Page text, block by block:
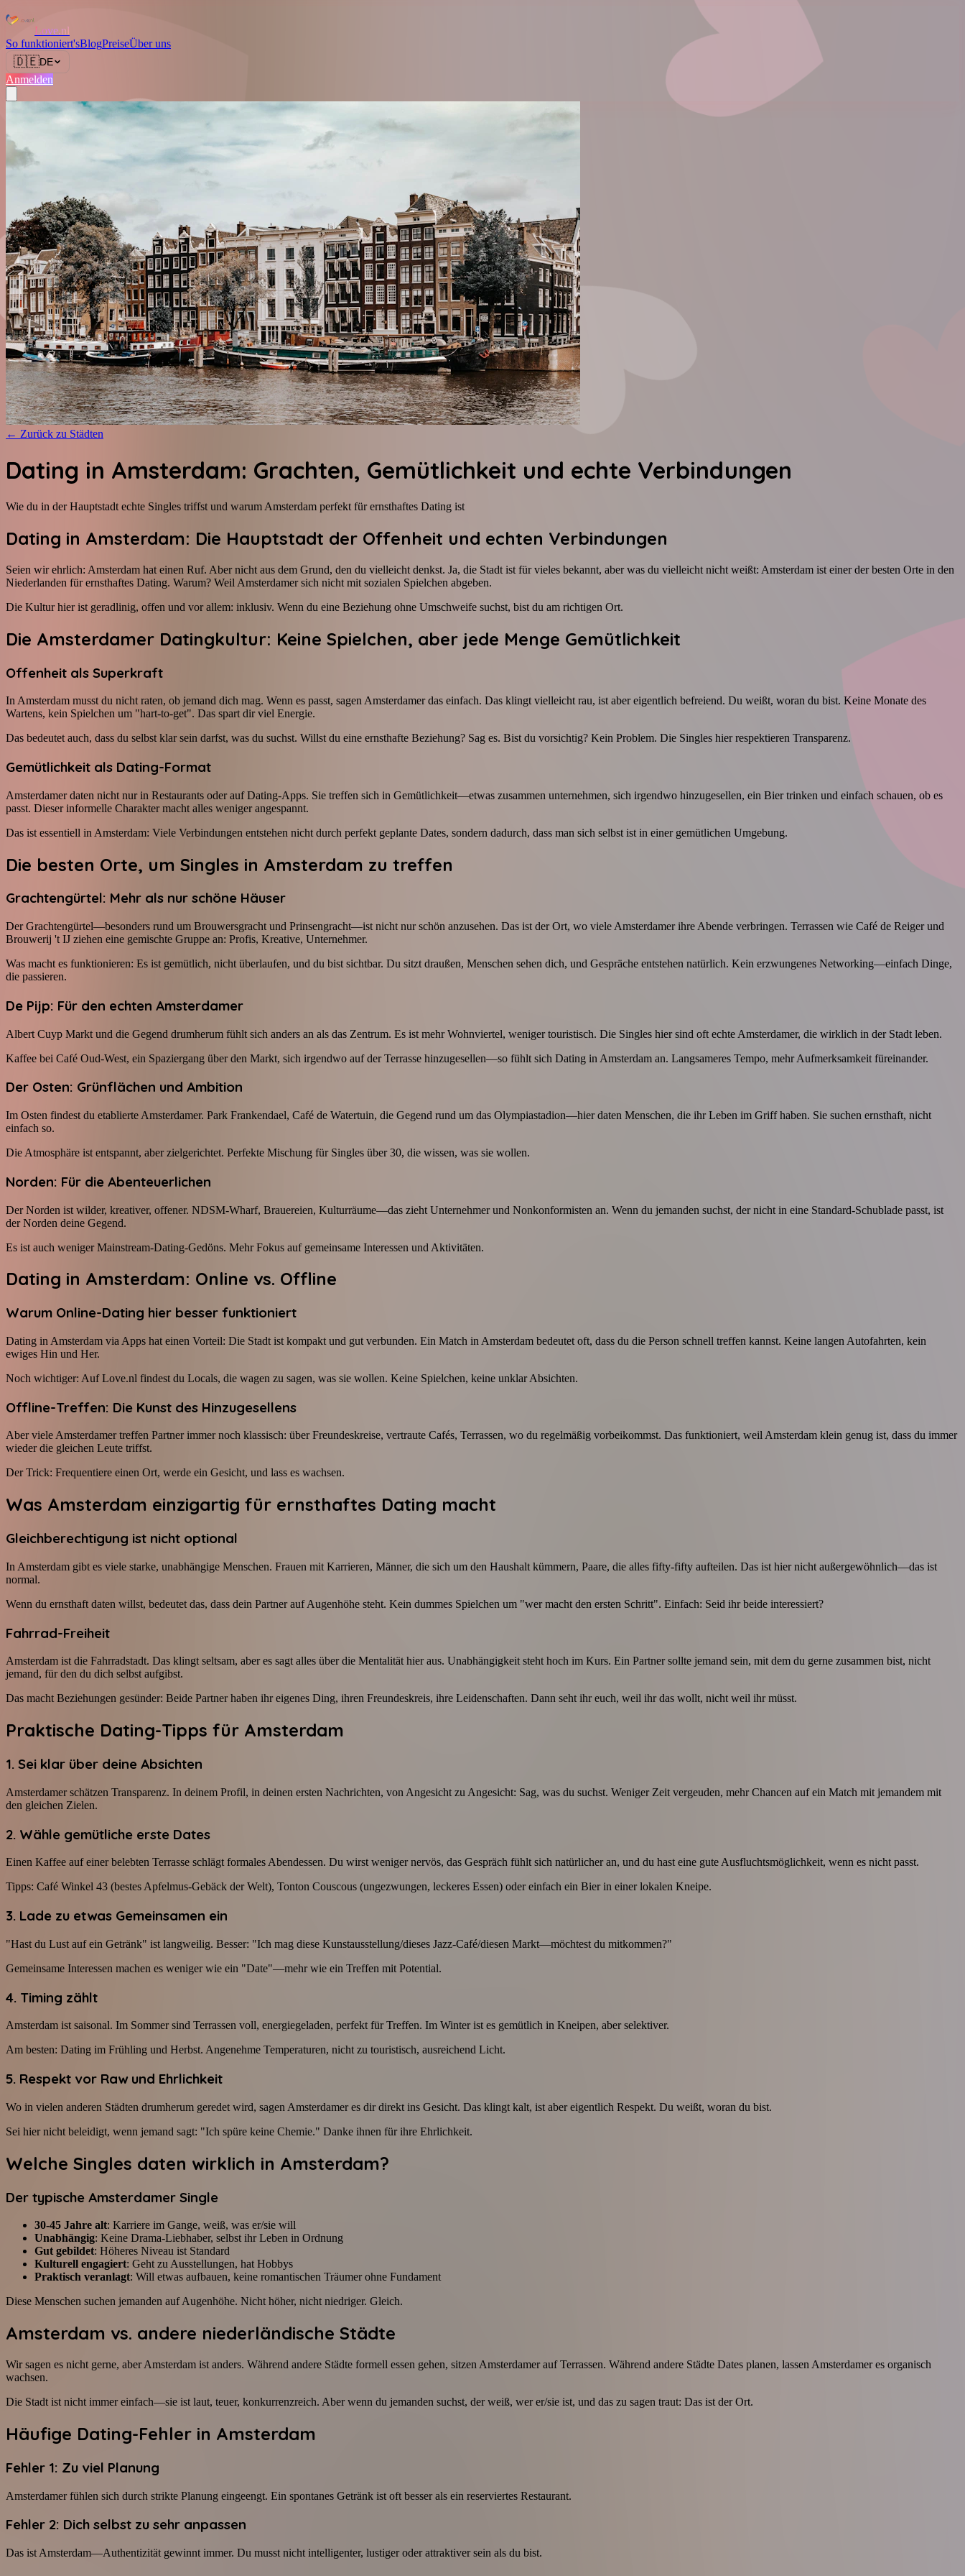
Love.nl
So funktioniert'sBlogPreiseÜber uns
🇩🇪DE
Anmelden
← Zurück zu Städten
Dating in Amsterdam: Grachten, Gemütlichkeit und echte Verbindungen
Wie du in der Hauptstadt echte Singles triffst und warum Amsterdam perfekt für ernsthaftes Dating ist
Dating in Amsterdam: Die Hauptstadt der Offenheit und echten Verbindungen
Seien wir ehrlich: Amsterdam hat einen Ruf. Aber nicht aus dem Grund, den du vielleicht denkst. Ja, die Stadt ist für vieles bekannt, aber was du vielleicht nicht weißt: Amsterdam ist einer der besten Orte in den
Niederlanden für ernsthaftes Dating. Warum? Weil Amsterdamer sich nicht mit sozialen Spielchen abgeben.
Die Kultur hier ist geradlinig, offen und vor allem: inklusiv. Wenn du eine Beziehung ohne Umschweife suchst, bist du am richtigen Ort.
Die Amsterdamer Datingkultur: Keine Spielchen, aber jede Menge Gemütlichkeit
Offenheit als Superkraft
In Amsterdam musst du nicht raten, ob jemand dich mag. Wenn es passt, sagen Amsterdamer das einfach. Das klingt vielleicht rau, ist aber eigentlich befreiend. Du weißt, woran du bist. Keine Monate des
Wartens, kein Spielchen um "hart-to-get". Das spart dir viel Energie.
Das bedeutet auch, dass du selbst klar sein darfst, was du suchst. Willst du eine ernsthafte Beziehung? Sag es. Bist du vorsichtig? Kein Problem. Die Singles hier respektieren Transparenz.
Gemütlichkeit als Dating-Format
Amsterdamer daten nicht nur in Restaurants oder auf Dating-Apps. Sie treffen sich in Gemütlichkeit—etwas zusammen unternehmen, sich irgendwo hinzugesellen, ein Bier trinken und einfach schauen, ob es
passt. Dieser informelle Charakter macht alles weniger angespannt.
Das ist essentiell in Amsterdam: Viele Verbindungen entstehen nicht durch perfekt geplante Dates, sondern dadurch, dass man sich selbst ist in einer gemütlichen Umgebung.
Die besten Orte, um Singles in Amsterdam zu treffen
Grachtengürtel: Mehr als nur schöne Häuser
Der Grachtengürtel—besonders rund um Brouwersgracht und Prinsengracht—ist nicht nur schön anzusehen. Das ist der Ort, wo viele Amsterdamer ihre Abende verbringen. Terrassen wie Café de Reiger und
Brouwerij 't IJ ziehen eine gemischte Gruppe an: Profis, Kreative, Unternehmer.
Was macht es funktionieren: Es ist gemütlich, nicht überlaufen, und du bist sichtbar. Du sitzt draußen, Menschen sehen dich, und Gespräche entstehen natürlich. Kein erzwungenes Networking—einfach Dinge,
die passieren.
De Pijp: Für den echten Amsterdamer
Albert Cuyp Markt und die Gegend drumherum fühlt sich anders an als das Zentrum. Es ist mehr Wohnviertel, weniger touristisch. Die Singles hier sind oft echte Amsterdamer, die wirklich in der Stadt leben.
Kaffee bei Café Oud-West, ein Spaziergang über den Markt, sich irgendwo auf der Terrasse hinzugesellen—so fühlt sich Dating in Amsterdam an. Langsameres Tempo, mehr Aufmerksamkeit füreinander.
Der Osten: Grünflächen und Ambition
Im Osten findest du etablierte Amsterdamer. Park Frankendael, Café de Watertuin, die Gegend rund um das Olympiastadion—hier daten Menschen, die ihr Leben im Griff haben. Sie suchen ernsthaft, nicht
einfach so.
Die Atmosphäre ist entspannt, aber zielgerichtet. Perfekte Mischung für Singles über 30, die wissen, was sie wollen.
Norden: Für die Abenteuerlichen
Der Norden ist wilder, kreativer, offener. NDSM-Wharf, Brauereien, Kulturräume—das zieht Unternehmer und Nonkonformisten an. Wenn du jemanden suchst, der nicht in eine Standard-Schublade passt, ist
der Norden deine Gegend.
Es ist auch weniger Mainstream-Dating-Gedöns. Mehr Fokus auf gemeinsame Interessen und Aktivitäten.
Dating in Amsterdam: Online vs. Offline
Warum Online-Dating hier besser funktioniert
Dating in Amsterdam via Apps hat einen Vorteil: Die Stadt ist kompakt und gut verbunden. Ein Match in Amsterdam bedeutet oft, dass du die Person schnell treffen kannst. Keine langen Autofahrten, kein
ewiges Hin und Her.
Noch wichtiger: Auf Love.nl findest du Locals, die wagen zu sagen, was sie wollen. Keine Spielchen, keine unklar Absichten.
Offline-Treffen: Die Kunst des Hinzugesellens
Aber viele Amsterdamer treffen Partner immer noch klassisch: über Freundeskreise, vertraute Cafés, Terrassen, wo du regelmäßig vorbeikommst. Das funktioniert, weil Amsterdam klein genug ist, dass du immer
wieder die gleichen Leute triffst.
Der Trick: Frequentiere einen Ort, werde ein Gesicht, und lass es wachsen.
Was Amsterdam einzigartig für ernsthaftes Dating macht
Gleichberechtigung ist nicht optional
In Amsterdam gibt es viele starke, unabhängige Menschen. Frauen mit Karrieren, Männer, die sich um den Haushalt kümmern, Paare, die alles fifty-fifty aufteilen. Das ist hier nicht außergewöhnlich—das ist
normal.
Wenn du ernsthaft daten willst, bedeutet das, dass dein Partner auf Augenhöhe steht. Kein dummes Spielchen um "wer macht den ersten Schritt". Einfach: Seid ihr beide interessiert?
Fahrrad-Freiheit
Amsterdam ist die Fahrradstadt. Das klingt seltsam, aber es sagt alles über die Mentalität hier aus. Unabhängigkeit steht hoch im Kurs. Ein Partner sollte jemand sein, mit dem du gerne zusammen bist, nicht
jemand, für den du dich selbst aufgibst.
Das macht Beziehungen gesünder: Beide Partner haben ihr eigenes Ding, ihren Freundeskreis, ihre Leidenschaften. Dann seht ihr euch, weil ihr das wollt, nicht weil ihr müsst.
Praktische Dating-Tipps für Amsterdam
1. Sei klar über deine Absichten
Amsterdamer schätzen Transparenz. In deinem Profil, in deinen ersten Nachrichten, von Angesicht zu Angesicht: Sag, was du suchst. Weniger Zeit vergeuden, mehr Chancen auf ein Match mit jemandem mit
den gleichen Zielen.
2. Wähle gemütliche erste Dates
Einen Kaffee auf einer belebten Terrasse schlägt formales Abendessen. Du wirst weniger nervös, das Gespräch fühlt sich natürlicher an, und du hast eine gute Ausfluchtsmöglichkeit, wenn es nicht passt.
Tipps: Café Winkel 43 (bestes Apfelmus-Gebäck der Welt), Tonton Couscous (ungezwungen, leckeres Essen) oder einfach ein Bier in einer lokalen Kneipe.
3. Lade zu etwas Gemeinsamen ein
"Hast du Lust auf ein Getränk" ist langweilig. Besser: "Ich mag diese Kunstausstellung/dieses Jazz-Café/diesen Markt—möchtest du mitkommen?"
Gemeinsame Interessen machen es weniger wie ein "Date"—mehr wie ein Treffen mit Potential.
4. Timing zählt
Amsterdam ist saisonal. Im Sommer sind Terrassen voll, energiegeladen, perfekt für Treffen. Im Winter ist es gemütlich in Kneipen, aber selektiver.
Am besten: Dating im Frühling und Herbst. Angenehme Temperaturen, nicht zu touristisch, ausreichend Licht.
5. Respekt vor Raw und Ehrlichkeit
Wo in vielen anderen Städten drumherum geredet wird, sagen Amsterdamer es dir direkt ins Gesicht. Das klingt kalt, ist aber eigentlich Respekt. Du weißt, woran du bist.
Sei hier nicht beleidigt, wenn jemand sagt: "Ich spüre keine Chemie." Danke ihnen für ihre Ehrlichkeit.
Welche Singles daten wirklich in Amsterdam?
Der typische Amsterdamer Single
30-45 Jahre alt: Karriere im Gange, weiß, was er/sie will
Unabhängig: Keine Drama-Liebhaber, selbst ihr Leben in Ordnung
Gut gebildet: Höheres Niveau ist Standard
Kulturell engagiert: Geht zu Ausstellungen, hat Hobbys
Praktisch veranlagt: Will etwas aufbauen, keine romantischen Träumer ohne Fundament
Diese Menschen suchen jemanden auf Augenhöhe. Nicht höher, nicht niedriger. Gleich.
Amsterdam vs. andere niederländische Städte
Wir sagen es nicht gerne, aber Amsterdam ist anders. Während andere Städte formell essen gehen, sitzen Amsterdamer auf Terrassen. Während andere Städte Dates planen, lassen Amsterdamer es organisch
wachsen.
Die Stadt ist nicht immer einfach—sie ist laut, teuer, konkurrenzreich. Aber wenn du jemanden suchst, der weiß, wer er/sie ist, und das zu sagen traut: Das ist der Ort.
Häufige Dating-Fehler in Amsterdam
Fehler 1: Zu viel Planung
Amsterdamer fühlen sich durch strikte Planung eingeengt. Ein spontanes Getränk ist oft besser als ein reserviertes Restaurant.
Fehler 2: Dich selbst zu sehr anpassen
Das ist Amsterdam—Authentizität gewinnt immer. Du musst nicht intelligenter, lustiger oder attraktiver sein als du bist.